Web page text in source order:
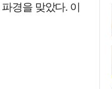
경을 맞았다. 이